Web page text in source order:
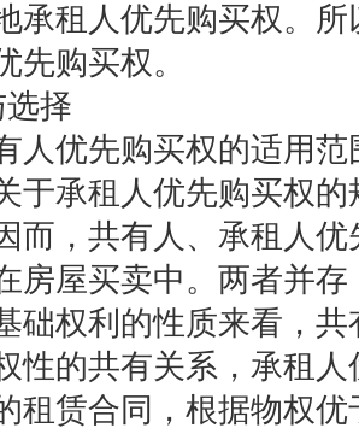
承租人优先购买权。
先购买权。
择
人优先购买权的适用
于承租人优先购买权
而，共有人、承租人
房屋买卖中。两者并
础权利的性质来看，
性的共有关系，承租
租赁合同，根据物权